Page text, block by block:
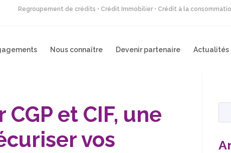
Regroupement de crédits • Crédit Immobilier • Crédit à la
Nous connaître Devenir partenaire Actualités
et CIF, une
vos